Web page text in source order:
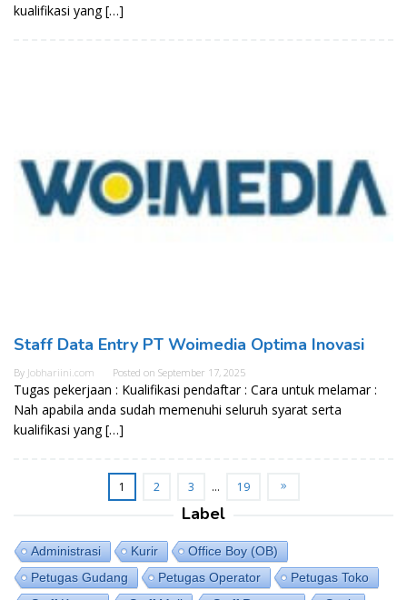
kualifikasi yang […]
Staff Data Entry PT Woimedia Optima Inovasi
By Jobhariini.com Posted on September 17, 2025
Tugas pekerjaan : Kualifikasi pendaftar : Cara untuk melamar :
Nah apabila anda sudah memenuhi seluruh syarat serta
kualifikasi yang […]
1 2 3 … 19
Label
Administrasi Kurir
Office Boy (OB)
Petugas Gudang
Petugas Operator
Petugas Toko